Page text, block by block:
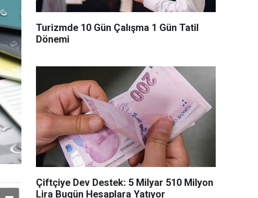
Turizmde 10 Gün Çalışma 1 Gün Tatil
Dönemi
Çiftçiye Dev Destek: 5 Milyar 510 Milyon
Lira Bugün Hesaplara Yatıyor